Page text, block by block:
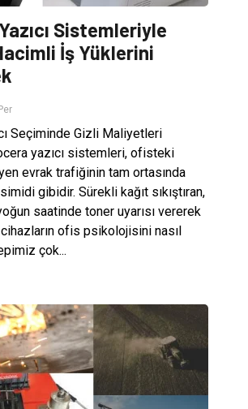
Sistemleriyle
İş Yüklerini
Seçiminde Gizli Maliyetleri
yazıcı sistemleri, ofisteki
evrak trafiğinin tam ortasında
gibidir. Sürekli kağıt sıkıştıran,
saatinde toner uyarısı vererek
ofis psikolojisini nasıl
çok...